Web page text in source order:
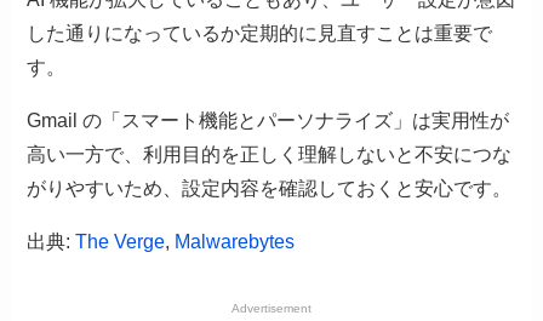
した通りになっているか定期的に見直すことは重要で
す。
Gmail の「スマート機能とパーソナライズ」は実用性が
高い一方で、利用目的を正しく理解しないと不安につな
がりやすいため、設定内容を確認しておくと安心です。
出典:The Verge, Malwarebytes
Advertisement